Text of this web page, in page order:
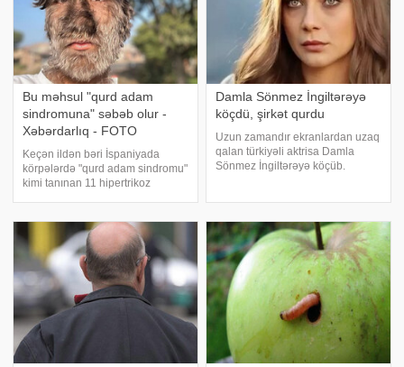
Bu məhsul "qurd adam
sindromuna" səbəb olur -
Xəbərdarlıq - FOTO
Keçən ildən bəri İspaniyada
körpələrdə "qurd adam sindromu"
kimi tanınan 11 hipertrikoz
ki, İspaniyanın Navarra Əczaçılıq
Mərkəzinin hesabatına görə,
2023-c
Damla Sönmez İngiltərəyə
köçdü, şirkət qurdu
Uzun zamandır ekranlardan uzaq
qalan türkiyəli aktrisa Damla
Sönmez İngiltərəyə köçüb.
hətta şitkət açdığını bildirib.
Aktrisa həm İstanbulda